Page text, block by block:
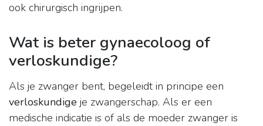
ook chirurgisch ingrijpen.
Wat is beter gynaecoloog of
verloskundige?
Als je zwanger bent, begeleidt in principe een
verloskundige je zwangerschap. Als er een
medische indicatie is of als de moeder zwanger is